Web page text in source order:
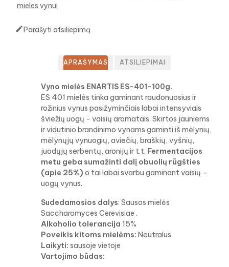
mieles vynui
Parašyti atsiliepimą
APRAŠYMAS ATSILIEPIMAI
Vyno mielės ENARTIS ES-401-100g.
ES 401 mielės tinka gaminant raudonuosius ir
rožinius vynus pasižyminčiais labai intensyviais
šviežių uogų - vaisių aromatais. Skirtos jauniems
ir vidutinio brandinimo vynams gaminti iš mėlynių,
mėlynųjų vynuogių, aviečių, braškių, vyšnių,
juodųjų serbentų, aronijų ir t.t. Fermentacijos
metu geba sumažinti dalį obuolių rūgšties
(apie 25%) o tai labai svarbu gaminant vaisių –
uogų vynus.
Sudedamosios dalys: Sausos mielės
Saccharomyces Cerevisiae .
Alkoholio tolerancija 15%
Poveikis kitoms mielėms: Neutralus
Laikyti: sausoje vietoje
Vartojimo būdas: